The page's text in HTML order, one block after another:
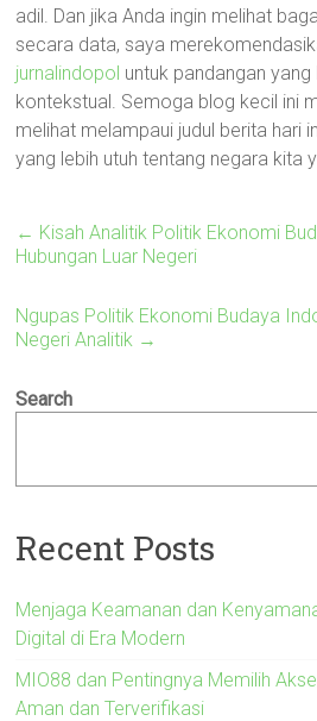
adil. Dan jika Anda ingin melihat
secara data, saya
jurnalindopol untuk pandangan yang
kontekstual. Semoga blog kecil ini
melihat melampaui judul berita hari
yang lebih utuh tentang negara kita
← Kisah Analitik Politik Ekonomi
Hubungan Luar Negeri
Ngupas Politik Ekonomi Budaya
Negeri Analitik →
Search
Recent Posts
Menjaga Keamanan dan
Digital di Era Modern
MIO88 dan Pentingnya Memilih
Aman dan Terverifikasi